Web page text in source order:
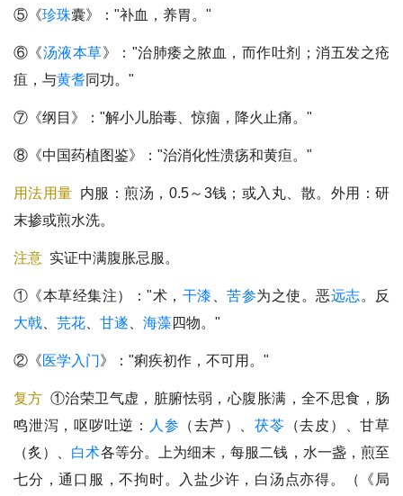
⑤《珍珠囊》："补血，养胃。"
⑥《汤液本草》："治肺痿之脓血，而作吐剂；消五发之疮
疽，与黄耆同功。"
⑦《纲目》："解小儿胎毒、惊痼，降火止痛。"
⑧《中国药植图鉴》："治消化性溃疡和黄疸。"
用法用量 内服：煎汤，0.5～3钱；或入丸、散。外用：研
末掺或煎水洗。
注意 实证中满腹胀忌服。
①《本草经集注）："术， 干漆 、苦参为之使。恶远志。反
大戟
芫花 甘遂 海藻四物。"
②《医学入门》："痢疾初作，不可用。"
复方 ①治荣卫气虚，脏腑怯弱，心腹胀满，全不思食，肠
鸣泄泻，呕哕吐逆：
人参 （去芦）、 茯苓 （去皮）、甘草
（炙）、 白术各等分。上为细末，每服二钱，水一盏，煎至
七分，通口服，不拘时。入盐少许，白汤点亦得。（《局